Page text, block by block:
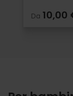
Da 10,00